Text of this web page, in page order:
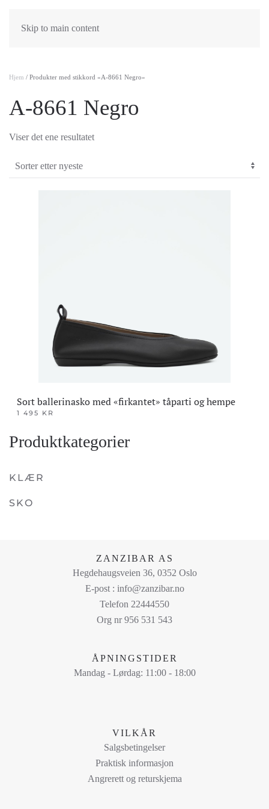
Skip to main content
Hjem / Produkter med stikkord «A-8661 Negro»
A-8661 Negro
Viser det ene resultatet
Sort ballerinasko med «firkantet» tåparti og hempe
1 495 KR
produktet
flere
Alternativene
Produktkategorier
KLÆR
SKO
ZANZIBAR AS
Hegdehaugsveien 36, 0352 Oslo
E-post : info@zanzibar.no
Telefon 22444550
Org nr 956 531 543
ÅPNINGSTIDER
Mandag - Lørdag: 11:00 - 18:00
VILKÅR
Salgsbetingelser
Praktisk informasjon
Angrerett og returskjema